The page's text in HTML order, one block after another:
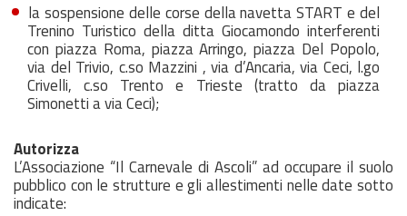
la sospensione delle corse della navetta START e del
Trenino Turistico della ditta Giocamondo interferenti
con piazza Roma, piazza Arringo, piazza Del Popolo,
via del Trivio, c.so Mazzini , via d’Ancaria, via Ceci, l.go
Crivelli, c.so Trento e Trieste (tratto da piazza
Simonetti a via Ceci);
Autorizza
L’Associazione “Il Carnevale di Ascoli” ad occupare il suolo
pubblico con le strutture e gli allestimenti nelle date sotto
indicate: